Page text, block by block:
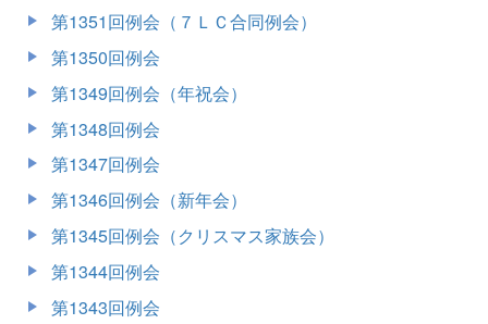
第1351回例会（７ＬＣ合同例会）
第1350回例会
第1349回例会（年祝会）
第1348回例会
第1347回例会
第1346回例会（新年会）
第1345回例会（クリスマス家族会）
第1344回例会
第1343回例会